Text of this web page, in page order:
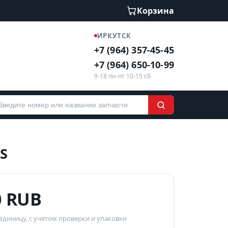
Корзина
ИРКУТСК
+7 (964) 357-45-45
+7 (964) 650-10-99
9-18 пн-пт 10-15 сб
RUB
с учётом проверки и упаковки